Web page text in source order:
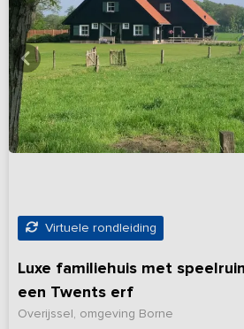
Virtuele rondleiding
Luxe familiehuis met
een Twents erf
Overijssel, omgeving Borne